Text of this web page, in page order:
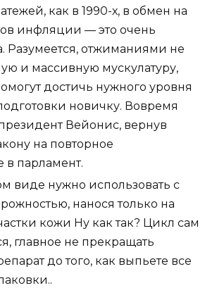
как в 1990-х, в обмен на
инфляции — это очень
Разумеется, отжиманиями не
и массивную мускулатуру,
достичь нужного уровня
новичку. Вовремя
Вейонис, вернув
на повторное
в парламент.
виде нужно использовать с
нанося только на
кожи Ну как так? Цикл сам
главное не прекращать
до того, как выпьете все